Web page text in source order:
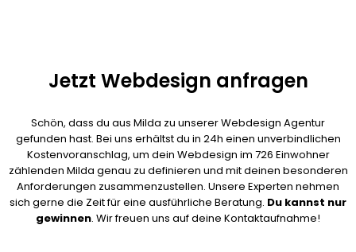
Jetzt Webdesign anfragen
Schön, dass du aus Milda zu unserer Webdesign Agentur
gefunden hast. Bei uns erhältst du in 24h einen unverbindlichen
Kostenvoranschlag, um dein Webdesign im 726 Einwohner
zählenden Milda genau zu definieren und mit deinen besonderen
Anforderungen zusammenzustellen. Unsere Experten nehmen
sich gerne die Zeit für eine ausführliche Beratung. Du kannst nur
gewinnen. Wir freuen uns auf deine Kontaktaufnahme!